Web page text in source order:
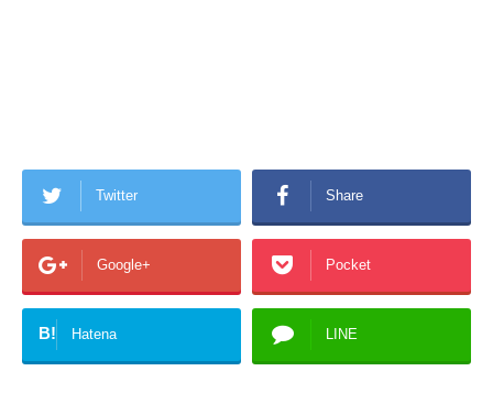
Twitter Share
Google+ Pocket
B! Hatena LINE